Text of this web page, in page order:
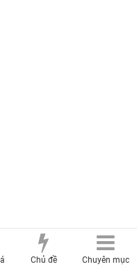
Chủ đề Chuyên mục